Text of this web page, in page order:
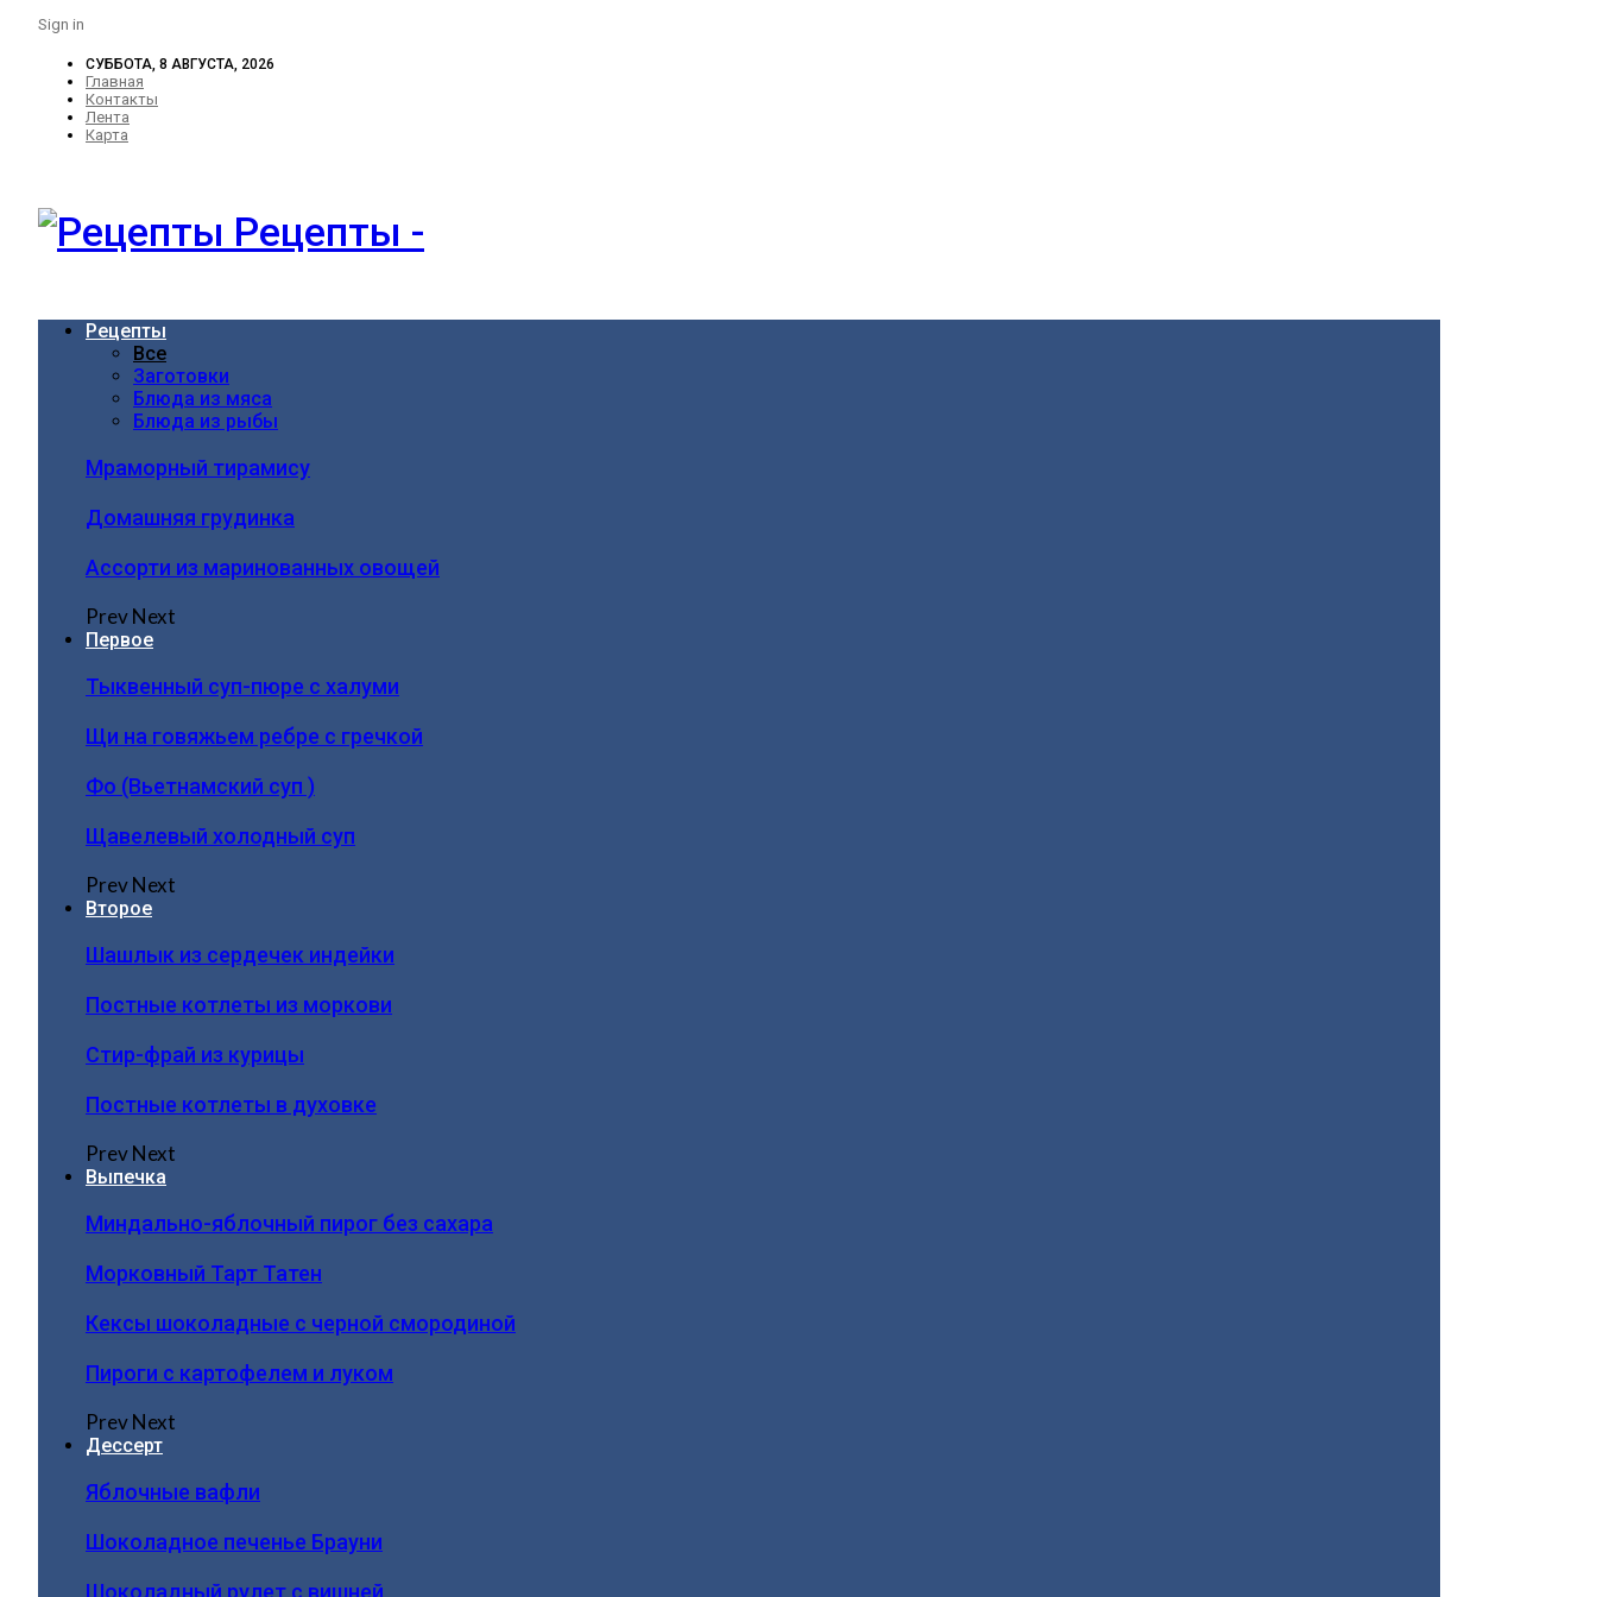
Sign in
СУББОТА, 8 АВГУСТА, 2026
Главная
Контакты
Лента
Карта
Рецепты -
Рецепты
Все
Заготовки
Блюда из мяса
Блюда из рыбы
Мраморный тирамису
Домашняя грудинка
Ассорти из маринованных овощей
PrevNext
Первое
Тыквенный суп-пюре с халуми
Щи на говяжьем ребре с гречкой
Фо (Вьетнамский суп )
Щавелевый холодный суп
PrevNext
Второе
Шашлык из сердечек индейки
Постные котлеты из моркови
Стир-фрай из курицы
Постные котлеты в духовке
PrevNext
Выпечка
Миндально-яблочный пирог без сахара
Морковный Тарт Татен
Кексы шоколадные с черной смородиной
Пироги c картофелем и луком
PrevNext
Дессерт
Яблочные вафли
Шоколадное печенье Брауни
Шоколадный рулет с вишней